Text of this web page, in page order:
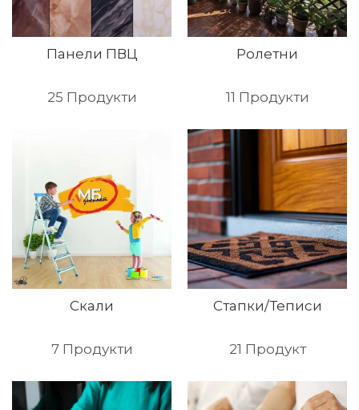
Панели ПВЦ
25 Продукти
Ролетни
11 Продукти
Скали
7 Продукти
Стапки/Теписи
21 Продукт